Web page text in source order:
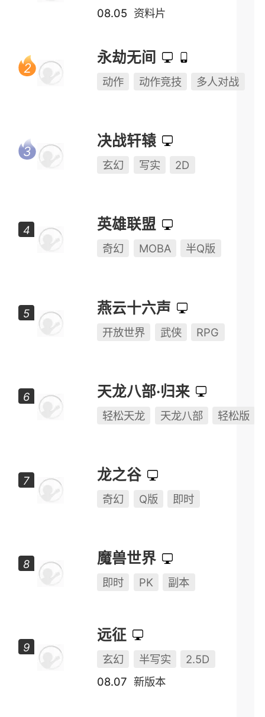
08.05 资料片
永劫无间
动作 动作竞技 多人对战
决战轩辕
玄幻 写实 2D
英雄联盟
奇幻 MOBA 半Q版
燕云十六声
开放世界 武侠 RPG
天龙八部·归来
轻松天龙 天龙八部 轻松版
龙之谷
奇幻 Q版 即时
魔兽世界
即时 PK 副本
远征
玄幻 半写实
2.5D
08.07 新版本